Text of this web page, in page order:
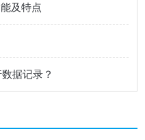
及特点
据记录？